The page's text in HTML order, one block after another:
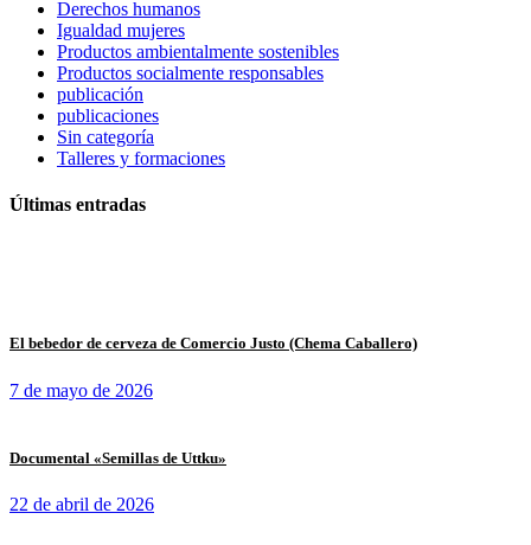
Derechos humanos
Igualdad mujeres
Productos ambientalmente sostenibles
Productos socialmente responsables
publicación
publicaciones
Sin categoría
Talleres y formaciones
Últimas entradas
El bebedor de cerveza de Comercio Justo (Chema Caballero)
7 de mayo de 2026
Documental «Semillas de Uttku»
22 de abril de 2026